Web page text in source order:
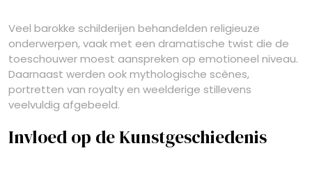
Veel barokke schilderijen behandelden religieuze
onderwerpen, vaak met een dramatische twist die de
toeschouwer moest aanspreken op emotioneel niveau.
Daarnaast werden ook mythologische scènes,
portretten van royalty en weelderige stillevens
veelvuldig afgebeeld.
Invloed op de Kunstgeschiedenis